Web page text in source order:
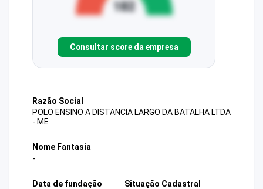
Consultar score da empresa
Razão Social
POLO ENSINO A DISTANCIA LARGO DA BATALHA LTDA
- ME
Nome Fantasia
-
Data de fundação
Situação Cadastral